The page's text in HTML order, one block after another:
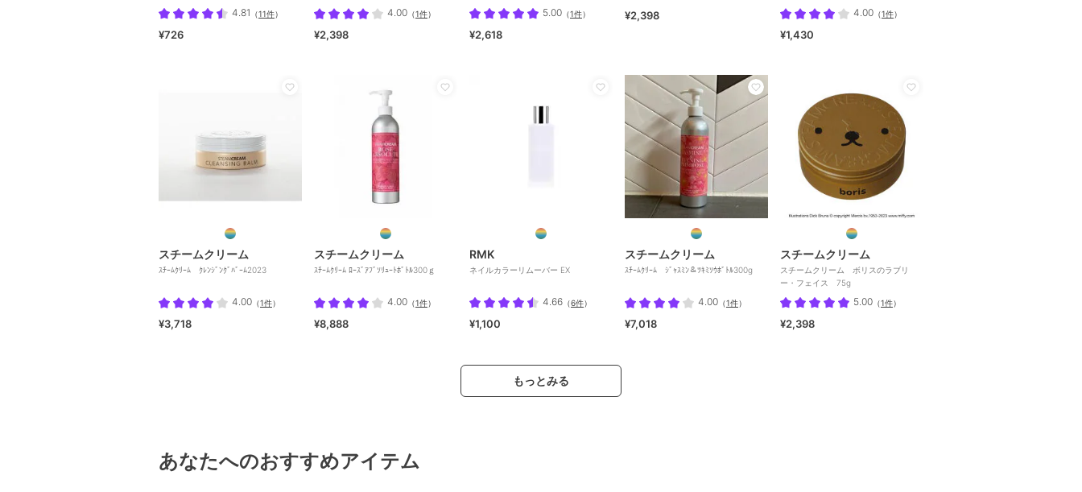
4.81 （11件）
¥726
4.00 （1件）
¥2,398
5.00 （1件）
¥2,618
¥2,398 4.00 （1件）
¥1,430
スチームクリーム
ｽﾁｰﾑｸﾘｰﾑ ｸﾚﾝｼﾞﾝｸﾞﾊﾞｰﾑ2023
4.00 （1件）
¥3,718
スチームクリーム
ｽﾁｰﾑｸﾘｰﾑ ﾛｰｽﾞｱﾌﾞｿﾘｭｰﾄﾎﾞﾄﾙ300ｇ
4.00 （1件）
¥8,888
RMK
ネイルカラーリムーバー EX
4.66 （6件）
¥1,100
スチームクリーム
ｽﾁｰﾑｸﾘｰﾑ ｼﾞｬｽﾐﾝ＆ﾂｷﾐｿｳﾎﾞﾄﾙ300g
4.00 （1件）
¥7,018
スチームクリーム
スチームクリーム ボリスのラブリ
ー・フェイス 75g
5.00 （1件）
¥2,398
もっとみる
あなたへのおすすめアイテム